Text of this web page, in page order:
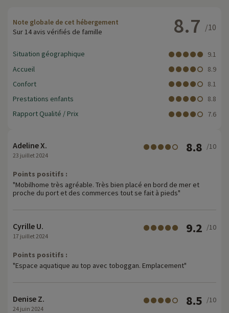
Note globale de cet hébergement
Sur 14 avis vérifiés de famille
8.7 /10
Situation géographique
9.1
Accueil
8.9
Confort
8.1
Prestations enfants
8.8
Rapport Qualité / Prix
7.6
Adeline X.
23 juillet 2024
8.8 /10
Points positifs :
"Mobilhome très agréable. Très bien placé en bord de mer et
proche du port et des commerces tout se fait à pieds"
Cyrille U.
17 juillet 2024
9.2 /10
Points positifs :
"Espace aquatique au top avec toboggan. Emplacement"
Denise Z.
24 juin 2024
8.5 /10